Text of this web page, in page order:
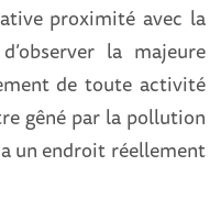
proximité avec la
la majeure
de toute activité
gêné par la pollution
un endroit réellement